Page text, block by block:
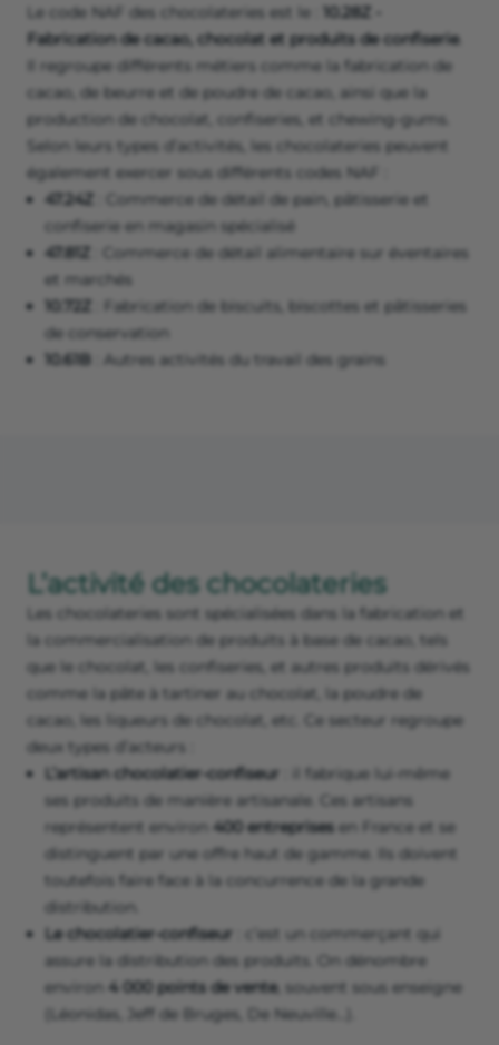
Le code NAF des chocolateries est le :
10.28Z -
Fabrication de cacao, chocolat et produits de confiserie.
Il regroupe différents métiers comme la fabrication de
cacao, de beurre et de poudre de cacao, ainsi que la
production de chocolat, confiseries, et chewing-gums.
Selon leurs types d’activités, les chocolateries peuvent
également exercer sous différents codes NAF :
47.24Z
: Commerce de détail de pain, pâtisserie et
confiserie en magasin spécialisé
47.81Z
: Commerce de détail alimentaire sur éventaires
et marchés
10.72Z
: Fabrication de biscuits, biscottes et pâtisseries
de conservation
10.61B : Autres activités du travail des grains
L’activité des chocolateries
Les chocolateries sont spécialisées dans la fabrication et
la commercialisation de produits à base de cacao, tels
que le chocolat, les confiseries, et autres produits dérivés
comme la pâte à tartiner au chocolat, la poudre de
cacao, les liqueurs de chocolat, etc. Ce secteur regroupe
deux types d’acteurs :
L’artisan chocolatier-confiseur : il fabrique lui-même
ses produits de manière artisanale. Ces artisans
représentent environ 400 entreprises en France et se
distinguent par une offre haut de gamme. Ils doivent
toutefois faire face à la concurrence de la grande
distribution.
Le chocolatier-confiseur
: c’est un commerçant qui
assure la distribution des produits. On dénombre
environ 4 000 points de vente, souvent sous enseigne
(Léonidas, Jeff de Bruges, De Neuville…).